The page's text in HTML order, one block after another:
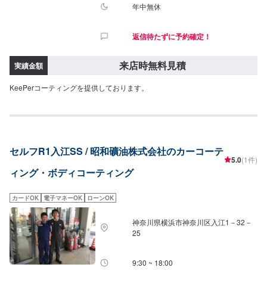
年中無休
返信待たずに予約確定！
実績金額 来店時無料見積
KeePerコーティングを提供しております。
セルフR1入江SS / 昭和礦油株式会社のカーコーテ
ィング・ボディコーティング
5.0(1件)
カードOK 電子マネーOK ローンOK
神奈川県横浜市神奈川区入江1－32－
25
9:30 ~ 18:00